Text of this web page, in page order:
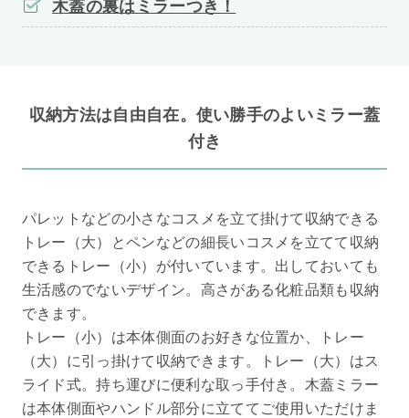
木蓋の裏はミラーつき！
収納方法は自由自在。使い勝手のよいミラー蓋
付き
パレットなどの小さなコスメを立て掛けて収納できる
トレー（大）とペンなどの細長いコスメを立てて収納
できるトレー（小）が付いています。出しておいても
生活感のでないデザイン。高さがある化粧品類も収納
できます。
トレー（小）は本体側面のお好きな位置か、トレー
（大）に引っ掛けて収納できます。トレー（大）はス
ライド式。持ち運びに便利な取っ手付き。木蓋ミラー
は本体側面やハンドル部分に立ててご使用いただけま